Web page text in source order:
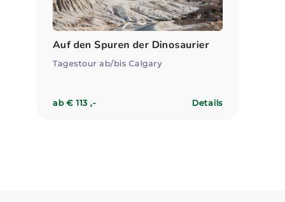
Auf den Spuren der Dinosaurier
Tagestour ab/bis Calgary
ab € 113 ,- Details